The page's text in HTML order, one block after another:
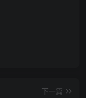
下一篇